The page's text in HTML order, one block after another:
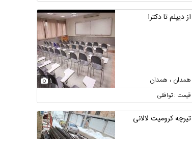
از دیپلم تا دکترا
همدان ، همدان 1
قیمت : توافقی
تیرچه کرومیت لالانی